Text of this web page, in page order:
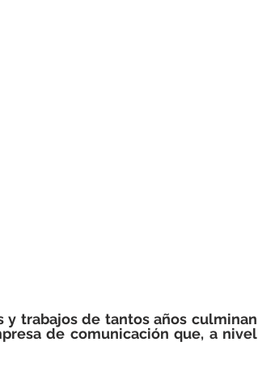
y trabajos de tantos años culminan
de comunicación que, a nivel